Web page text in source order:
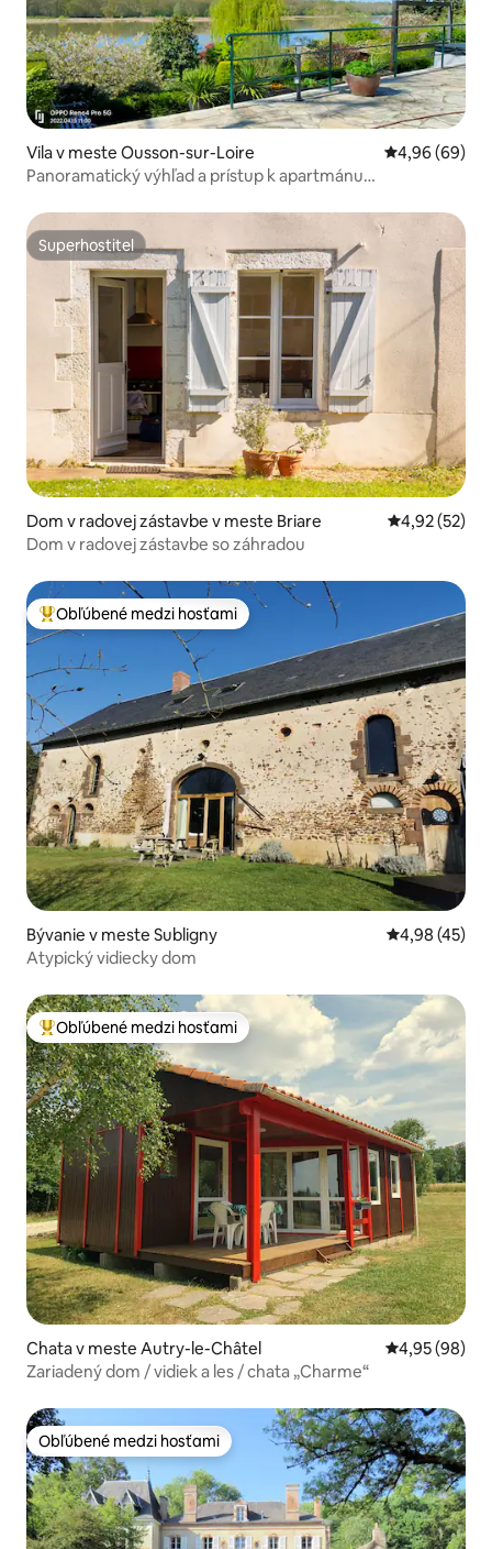
Vila v meste Ousson-sur-Loire Priemerné
4,96 (69)
Panoramatický výhľad a prístup k apartmánu
Superhostiteľ
Superhostiteľ
Dom v radovej zástavbe v meste Briare Priemerné
4,92 (52)
Dom v radovej zástavbe so záhradou
Najobľúbenejšie medzi hosťami
Obľúbené medzi hosťami
Bývanie v meste Subligny Priemerné
4,98 (45)
Atypický vidiecky dom
Najobľúbenejšie medzi hosťami
Obľúbené medzi hosťami
Chata v meste Autry-le-Châtel Priemerné
4,95 (98)
Zariadený dom / vidiek a les / chata „Charme“
Obľúbené medzi hosťami
Obľúbené medzi hosťami